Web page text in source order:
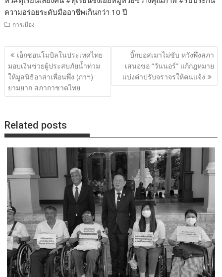
ความอร่อยระดับมืออาชีพเกินกว่า 10 ปี
การเมือง
แนะแนว
เรื่อง
เอ็กซอนโมบิลในประเทศไทย
มอบเงินช่วยผู้ประสบภัยน้ำท่วม
ให้มูลนิธิอาสาเพื่อนพึ่ง (ภาฯ)
ยามยาก สภากาชาดไทย
บิ๊กบอสเมาไม่ขับ หวังพึ่งสภา
เสนอขอ “วันนอร์” แก้กฎหมาย
แบ่งค่าปรับจราจรให้คนแจ้ง
Related posts